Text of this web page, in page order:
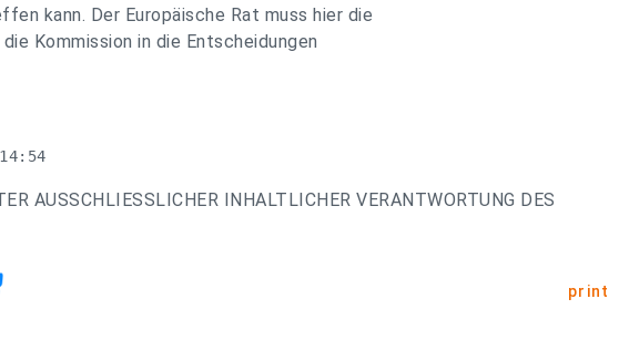
kann. Der Europäische Rat muss hier die
Kommission in die Entscheidungen
AUSSCHLIESSLICHER INHALTLICHER VERANTWORTUNG DES
print